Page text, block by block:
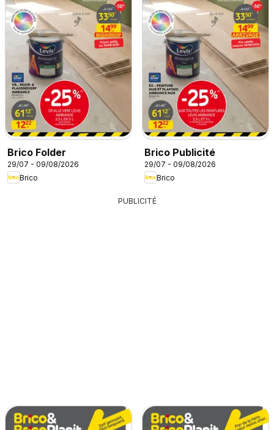
Brico Folder
29/07 - 09/08/2026
Brico
Brico Publicité
29/07 - 09/08/2026
Brico
PUBLICITÉ